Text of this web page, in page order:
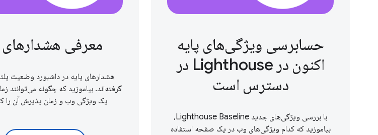
حسابرسی ویژگی‌های پایه
اکنون در Lighthouse در
دسترس است
با بررسی ویژگی‌های جدید Lighthouse Baseline،
بیاموزید که کدام ویژگی‌های وب در یک صفحه استفاده
معرفی هشدارهای
هشدارهای پایه در داشبورد وضعیت
گرفته‌اند. بیاموزید که چگونه می‌توانند
یک ویژگی وب و زمان پذیرش آن را